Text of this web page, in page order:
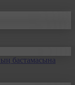
бастамасына